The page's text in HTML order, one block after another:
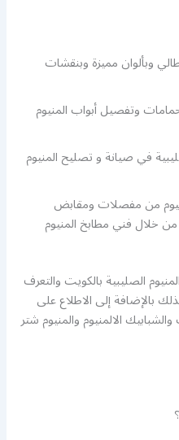
وبألوان مميزة وبنقشات
وتفصيل أبواب المنيوم
في صيانة و تصليح المنيوم
من مفصلات ومقابض
خلال فني مطابخ المنيوم
الصليبية بالكويت والتعرف
بالإضافة إلى الاطلاع على
الالمنيوم والمنيوم شتر